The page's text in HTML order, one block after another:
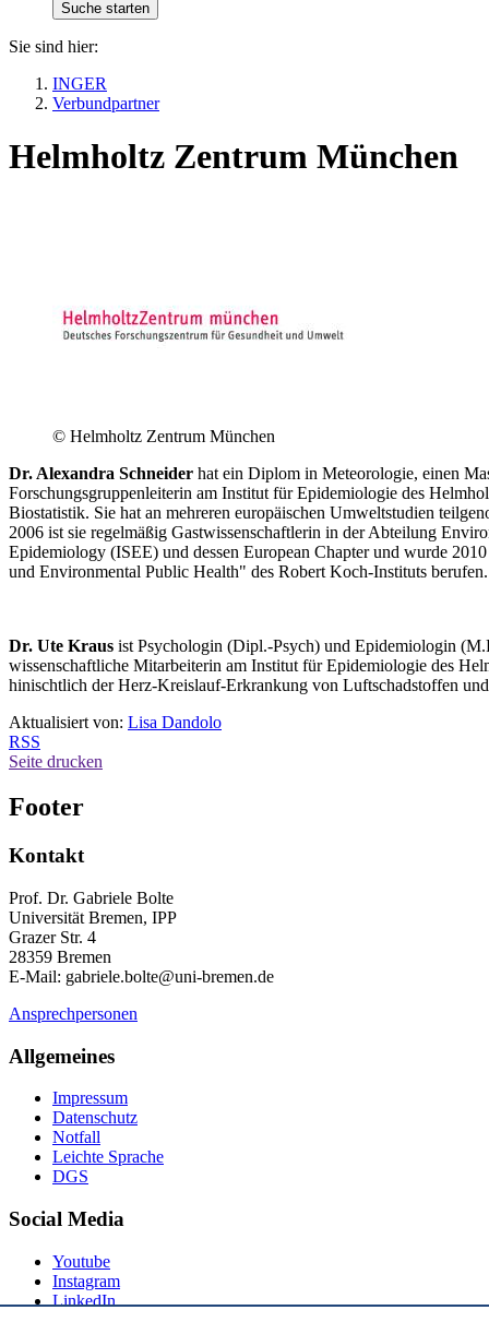
Sie sind hier:
INGER
Verbundpartner
Helmholtz Zentrum München
© Helmholtz Zentrum München
Dr. Alexandra Schneider hat ein Diplom in Meteorologie, einen
Forschungsgruppenleiterin am Institut für Epidemiologie des
Biostatistik. Sie hat an mehreren europäischen Umweltstudien
2006 ist sie regelmäßig Gastwissenschaftlerin in der Abteilung
Epidemiology (ISEE) und dessen European Chapter und wurde
und Environmental Public Health" des Robert Koch-Instituts
Dr. Ute Kraus ist Psychologin (Dipl.-Psych) und Epidemiologin
wissenschaftliche Mitarbeiterin am Institut für Epidemiologie des
hinischtlich der Herz-Kreislauf-Erkrankung von Luftschadstoffen
Aktualisiert von: Lisa Dandolo
RSS
Seite drucken
Footer
Kontakt
Prof. Dr. Gabriele Bolte
Universität Bremen, IPP
Grazer Str. 4
28359 Bremen
E-Mail: gabriele.bolte@uni-bremen.de
Ansprechpersonen
Allgemeines
Impressum
Datenschutz
Notfall
Leichte Sprache
DGS
Social Media
Youtube
Instagram
LinkedIn